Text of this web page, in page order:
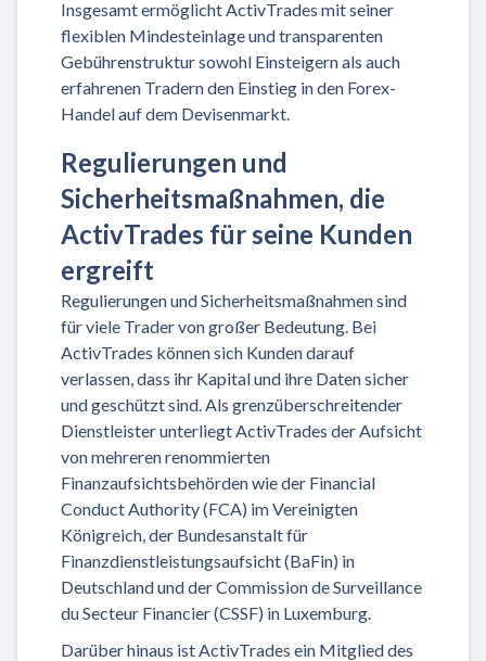
Insgesamt ermöglicht ActivTrades mit seiner
flexiblen Mindesteinlage und transparenten
Gebührenstruktur sowohl Einsteigern als auch
erfahrenen Tradern den Einstieg in den Forex-
Handel auf dem Devisenmarkt.
Regulierungen und
Sicherheitsmaßnahmen, die
ActivTrades für seine Kunden
ergreift
Regulierungen und Sicherheitsmaßnahmen sind
für viele Trader von großer Bedeutung. Bei
ActivTrades können sich Kunden darauf
verlassen, dass ihr Kapital und ihre Daten sicher
und geschützt sind. Als grenzüberschreitender
Dienstleister unterliegt ActivTrades der Aufsicht
von mehreren renommierten
Finanzaufsichtsbehörden wie der Financial
Conduct Authority (FCA) im Vereinigten
Königreich, der Bundesanstalt für
Finanzdienstleistungsaufsicht (BaFin) in
Deutschland und der Commission de Surveillance
du Secteur Financier (CSSF) in Luxemburg.
Darüber hinaus ist ActivTrades ein Mitglied des